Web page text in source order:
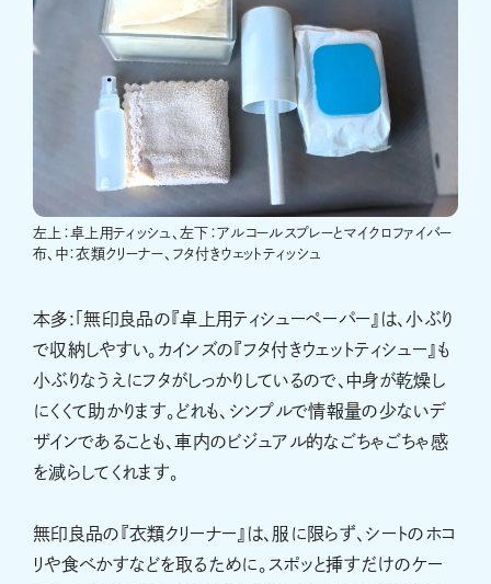
左上：卓上用ティッシュ、左下：アルコールスプレーとマイクロファイバー
布、中：衣類クリーナー、フタ付きウェットティッシュ
本多:「無印良品の『卓上用ティシューペーパー』は、小ぶり
で収納しやすい。カインズの『フタ付きウェットティシュー』も
小ぶりなうえにフタがしっかりしているので、中身が乾燥し
にくくて助かります。どれも、シンプルで情報量の少ないデ
ザインであることも、車内のビジュアル的なごちゃごちゃ感
を減らしてくれます。
無印良品の『衣類クリーナー』は、服に限らず、シートのホコ
リや食べかすなどを取るために。スポッと挿すだけのケー